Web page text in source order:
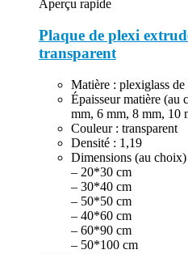
Aperçu rapide
Plaque de plexi
transparent
Matière : plexiglass
Épaisseur matière (au
mm, 6 mm, 8 mm, 10
Couleur : transparent
Densité : 1,19
Dimensions (au choix)
– 20*30 cm
– 30*40 cm
– 50*50 cm
– 40*60 cm
– 60*90 cm
– 50*100 cm